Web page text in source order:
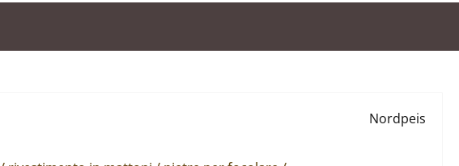
Nordpeis